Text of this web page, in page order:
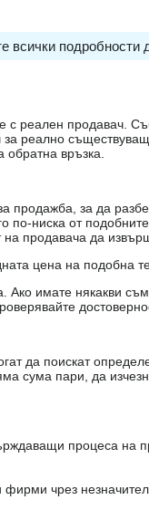
всички подробности
с реален продавач.
за реално
връзка.
за да
по-ниска от
продавача да
цена на подобна
имате някакви
да поискат
сума пари, да
процеса на
чрез